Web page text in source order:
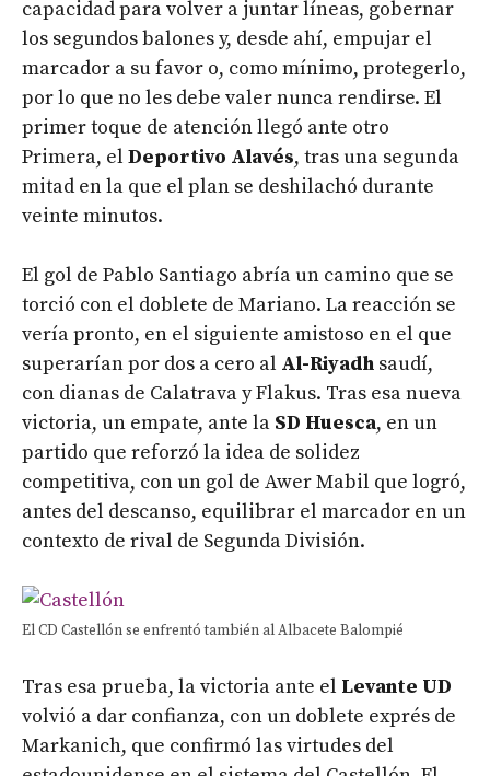
capacidad para volver a juntar líneas, gobernar
los segundos balones y, desde ahí, empujar el
marcador a su favor o, como mínimo, protegerlo,
por lo que no les debe valer nunca rendirse. El
primer toque de atención llegó ante otro
Primera, el Deportivo Alavés, tras una segunda
mitad en la que el plan se deshilachó durante
veinte minutos.
El gol de Pablo Santiago abría un camino que se
torció con el doblete de Mariano. La reacción se
vería pronto, en el siguiente amistoso en el que
superarían por dos a cero al Al-Riyadh saudí,
con dianas de Calatrava y Flakus. Tras esa nueva
victoria, un empate, ante la SD Huesca, en un
partido que reforzó la idea de solidez
competitiva, con un gol de Awer Mabil que logró,
antes del descanso, equilibrar el marcador en un
contexto de rival de Segunda División.
El CD Castellón se enfrentó también al Albacete Balompié
Tras esa prueba, la victoria ante el Levante UD
volvió a dar confianza, con un doblete exprés de
Markanich, que confirmó las virtudes del